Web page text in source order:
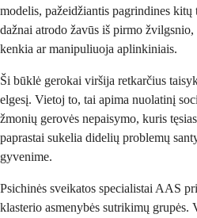
modelis, pažeidžiantis pagrindines
dažnai atrodo žavūs iš pirmo
kenkia ar manipuliuoja aplinkiniais.
Ši būklė gerokai viršija retkarčius
elgesį. Vietoj to, tai apima nuolatinį
žmonių gerovės nepaisymo, kuris
paprastai sukelia didelių problemų
gyvenime.
Psichinės sveikatos specialistai AAS
klasterio asmenybės sutrikimų grupės.